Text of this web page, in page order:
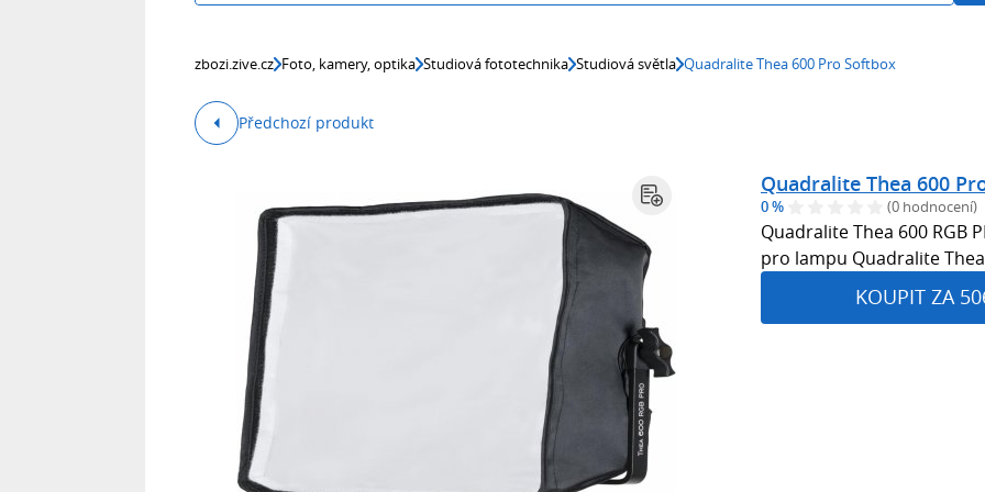
zbozi.zive.cz Foto, kamery, optika Studiová fototechnika Studiová světla Quadralite Thea 600 Pro Softbox
Předchozí produkt
Quadralite Thea 600
0 % (0 hodnocení)
Quadralite Thea 600 RGB
pro lampu Quadralite Thea
KOUPIT ZA